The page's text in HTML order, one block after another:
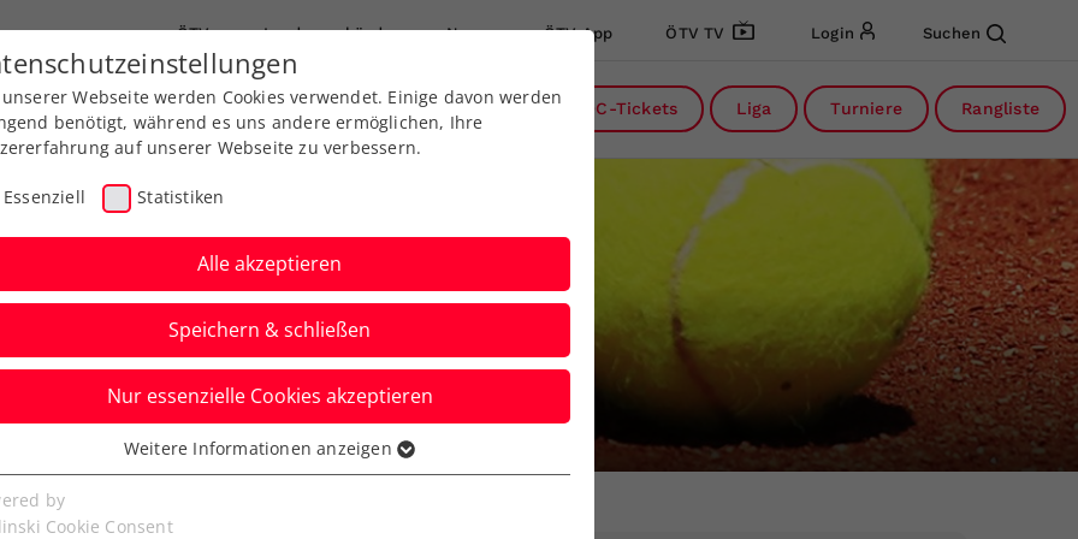
ÖTV Landesverbände News ÖTV App ÖTV TV Login Suchen
Ausbildung Services Über uns FAQ DC-Tickets Liga Turniere Rangliste
Aktuelle News
Webseite werden Cookies verwendet. Einige davon werden
benötigt, während es uns andere ermöglichen, Ihre
auf unserer Webseite zu verbessern.
Essenziell Statistiken
Alle akzeptieren
Speichern & schließen
Nur essenzielle Cookies akzeptieren
Cookies werden für grundlegende Funktionen der
benötigt. Dadurch ist gewährleistet, dass die Webseite
Weitere Informationen anzeigen
by
Cookie Consent